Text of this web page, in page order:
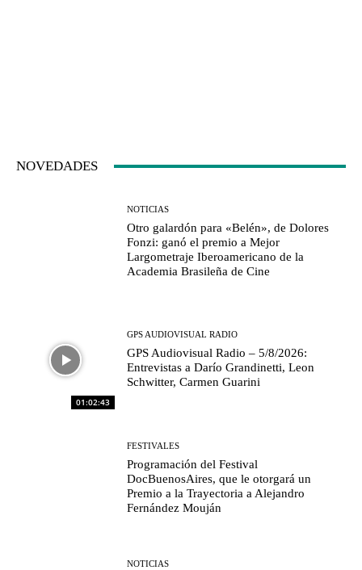
NOVEDADES
NOTICIAS
Otro galardón para «Belén», de Dolores
Fonzi: ganó el premio a Mejor
Largometraje Iberoamericano de la
Academia Brasileña de Cine
01:02:43
GPS AUDIOVISUAL RADIO
GPS Audiovisual Radio – 5/8/2026:
Entrevistas a Darío Grandinetti, Leon
Schwitter, Carmen Guarini
FESTIVALES
Programación del Festival
DocBuenosAires, que le otorgará un
Premio a la Trayectoria a Alejandro
Fernández Mouján
NOTICIAS